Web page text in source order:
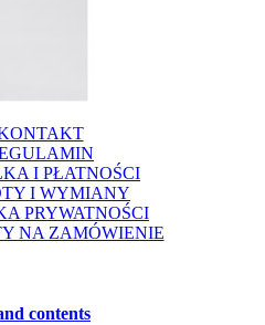
I PŁATNOŚCI
I WYMIANY
PRYWATNOŚCI
NA ZAMÓWIENIE
contents